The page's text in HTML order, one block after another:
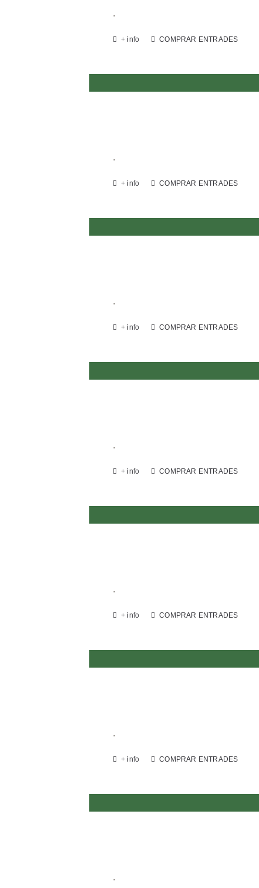
.
+ info COMPRAR ENTRADES
.
+ info COMPRAR ENTRADES
.
+ info COMPRAR ENTRADES
.
+ info COMPRAR ENTRADES
.
+ info COMPRAR ENTRADES
.
+ info COMPRAR ENTRADES
.